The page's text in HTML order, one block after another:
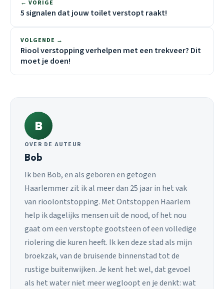
← VORIGE
5 signalen dat jouw toilet verstopt raakt!
VOLGENDE →
Riool verstopping verhelpen met een trekveer? Dit
moet je doen!
B
OVER DE AUTEUR
Bob
Ik ben Bob, en als geboren en getogen
Haarlemmer zit ik al meer dan 25 jaar in het vak
van rioolontstopping. Met Ontstoppen Haarlem
help ik dagelijks mensen uit de nood, of het nou
gaat om een verstopte gootsteen of een volledige
riolering die kuren heeft. Ik ken deze stad als mijn
broekzak, van de bruisende binnenstad tot de
rustige buitenwijken. Je kent het wel, dat gevoel
als het water niet meer wegloopt en je denkt: wat